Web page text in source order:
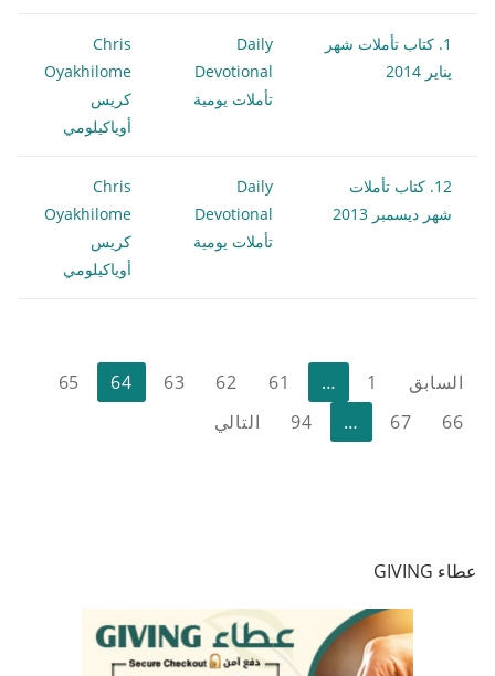
1. كتاب تأملات شهر
يناير 2014
Daily
Devotional
تأملات يومية
Chris
Oyakhilome
كريس
أوياكيلومي
12. كتاب تأملات
شهر ديسمبر 2013
Daily
Devotional
تأملات يومية
Chris
Oyakhilome
كريس
أوياكيلومي
تعدد
صفحات
السابق 1
…
61
62
63
64
65
66
67
…
94 التالي
عطاء GIVING